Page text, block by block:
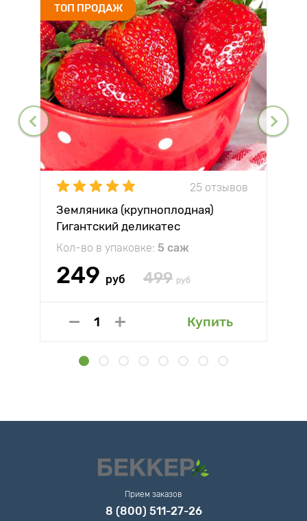
ТОП ПРОДАЖ
25 отзывов
Земляника (крупноплодная)
Гигантский деликатес
Кол-во в упаковке: 5 саж
249 руб 499 руб
Купить
Прием заказов
8 (800) 511-27-26